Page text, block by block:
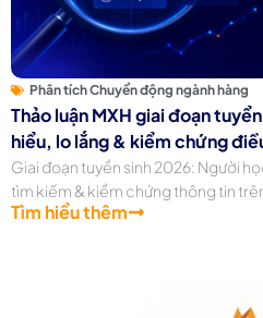
Phân tích Chuyển động ngành hàng
Thảo luận MXH giai đoạn
hiểu, lo lắng & kiểm chứng
Giai đoạn tuyển sinh 2026: Người
tìm kiếm & kiểm chứng thông tin
Tìm hiểu thêm